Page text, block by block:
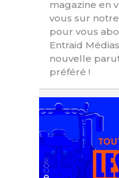
magazine en
vous sur
pour vous
Entraid
nouvelle
préféré !